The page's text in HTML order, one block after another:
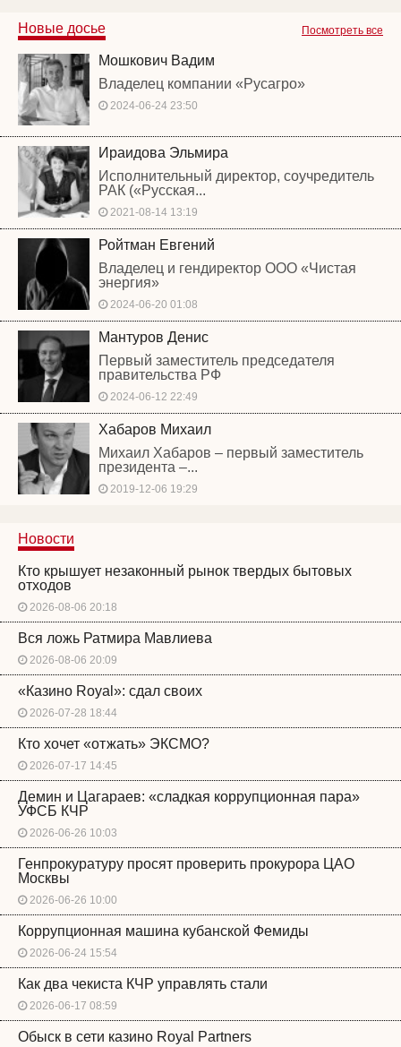
Посмотреть все
Новые досье
Мошкович Вадим
Владелец компании «Русагро»
2024-06-24 23:50
Ираидова Эльмира
Исполнительный директор, соучредитель
РАК («Русская...
2021-08-14 13:19
Ройтман Евгений
Владелец и гендиректор ООО «Чистая
энергия»
2024-06-20 01:08
Мантуров Денис
Первый заместитель председателя
правительства РФ
2024-06-12 22:49
Хабаров Михаил
Михаил Хабаров – первый заместитель
президента –...
2019-12-06 19:29
Новости
Кто крышует незаконный рынок твердых бытовых
отходов
2026-08-06 20:18
Вся ложь Ратмира Мавлиева
2026-08-06 20:09
«Казино Royal»: сдал своих
2026-07-28 18:44
Кто хочет «отжать» ЭКСМО?
2026-07-17 14:45
Демин и Цагараев: «сладкая коррупционная пара»
УФСБ КЧР
2026-06-26 10:03
Генпрокуратуру просят проверить прокурора ЦАО
Москвы
2026-06-26 10:00
Коррупционная машина кубанской Фемиды
2026-06-24 15:54
Как два чекиста КЧР управлять стали
2026-06-17 08:59
Обыск в сети казино Royal Partners